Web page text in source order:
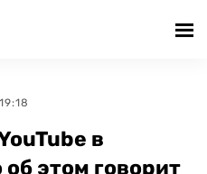
в
этом говорит